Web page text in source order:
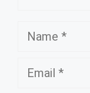
Name
Email